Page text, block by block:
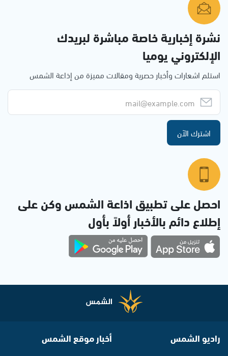
نشرة إخبارية خاصة مباشرة لبريدك
الإلكتروني يوميا
استلم اشعارات وأخبار حصرية ومقالات مميزة من إذاعة الشمس
اشترك الآن
احصل على تطبيق اذاعة الشمس وكن على
إطلاع دائم بالأخبار أولاً بأول
راديو الشمس أخبار موقع الشمس